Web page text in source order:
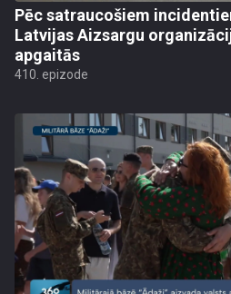
Pēc satraucošiem
Latvijas Aizsargu
apgaitās
410. epizode